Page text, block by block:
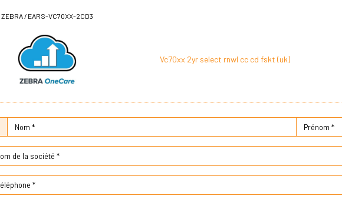
ZEBRA / EARS-VC70XX-2CD3
Vc70xx 2yr select rnwl cc cd fskt (uk)